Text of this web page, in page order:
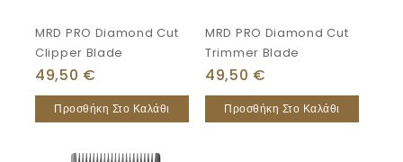
MRD PRO Diamond Cut
Clipper Blade
49,50 €
Προσθήκη Στο Καλάθι
MRD PRO Diamond Cut
Trimmer Blade
49,50 €
Προσθήκη Στο Καλάθι